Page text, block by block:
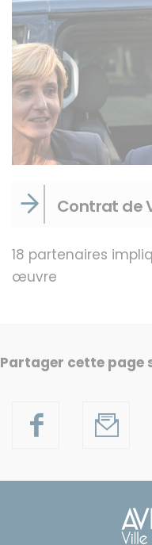
Contrat de
18 partenaires
œuvre
Partager cette page